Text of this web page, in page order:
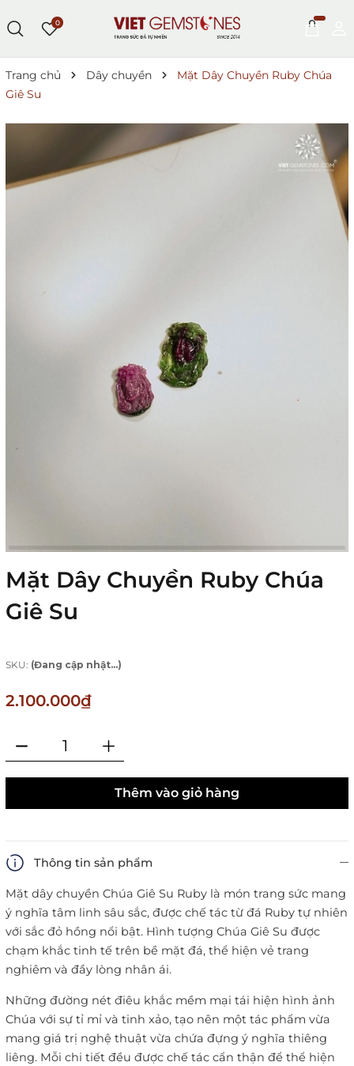
0
Trang chủ Dây chuyền
Mặt Dây Chuyền Ruby Chúa
Giê Su
Mặt Dây Chuyền Ruby Chúa
Giê Su
SKU: (Đang cập nhật...)
2.100.000₫
Thêm vào giỏ hàng
Thông tin sản phẩm
Mặt dây chuyền Chúa Giê Su Ruby là món trang sức mang
ý nghĩa tâm linh sâu sắc, được chế tác từ đá Ruby tự nhiên
với sắc đỏ hồng nổi bật. Hình tượng Chúa Giê Su được
chạm khắc tinh tế trên bề mặt đá, thể hiện vẻ trang
nghiêm và đầy lòng nhân ái.
Những đường nét điêu khắc mềm mại tái hiện hình ảnh
Chúa với sự tỉ mỉ và tinh xảo, tạo nên một tác phẩm vừa
mang giá trị nghệ thuật vừa chứa đựng ý nghĩa thiêng
liêng. Mỗi chi tiết đều được chế tác cẩn thận để thể hiện